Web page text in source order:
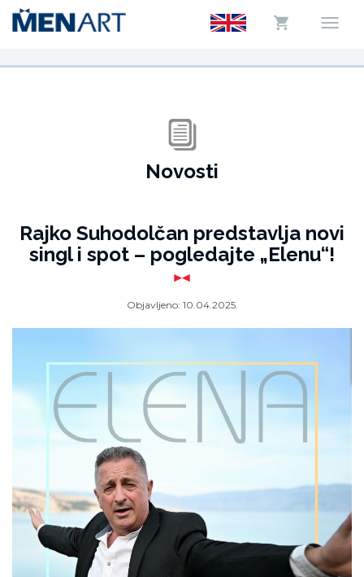
Novosti
Rajko Suhodolčan predstavlja novi
singl i spot – pogledajte „Elenu“!
Objavljeno: 10.04.2025.